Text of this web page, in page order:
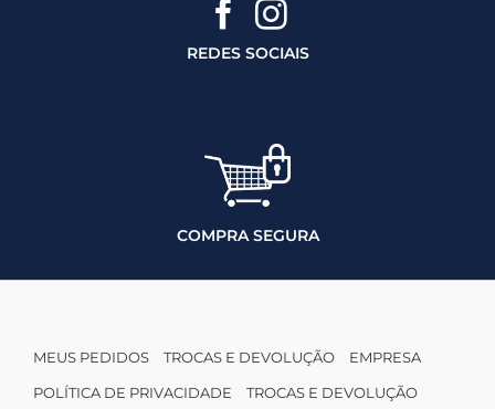
REDES SOCIAIS
COMPRA SEGURA
MEUS PEDIDOS TROCAS E DEVOLUÇÃO EMPRESA
POLÍTICA DE PRIVACIDADE TROCAS E DEVOLUÇÃO